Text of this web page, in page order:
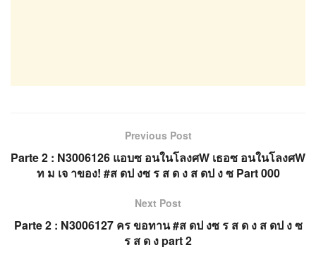
Previous Post
Parte 2 : N3006126 แอบซ อนในโลงศW เธอซ อนในโลงศW
ท ม เจ าของ! #ส ดป งซ ร ส ด ง ส ดป ง ซ Part 000
Next Post
Parte 2 : N3006127 คร ขอทาน #ส ดป งซ ร ส ด ง ส ดป ง ซ
ร ส ด ง part 2